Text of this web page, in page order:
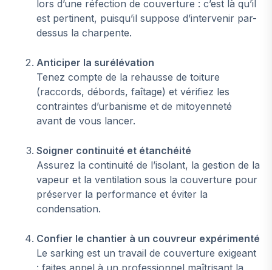
lors d’une réfection de couverture : c’est là qu’il
est pertinent, puisqu’il suppose d’intervenir par-
dessus la charpente.
Anticiper la surélévation
Tenez compte de la rehausse de toiture
(raccords, débords, faîtage) et vérifiez les
contraintes d’urbanisme et de mitoyenneté
avant de vous lancer.
Soigner continuité et étanchéité
Assurez la continuité de l’isolant, la gestion de la
vapeur et la ventilation sous la couverture pour
préserver la performance et éviter la
condensation.
Confier le chantier à un couvreur expérimenté
Le sarking est un travail de couverture exigeant